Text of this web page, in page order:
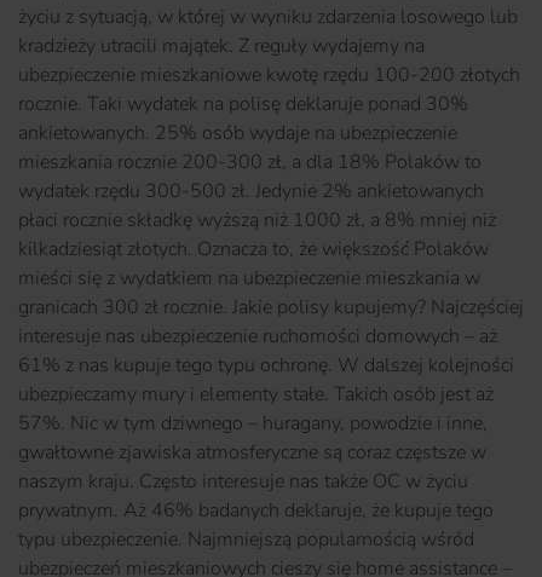
życiu z sytuacją, w której w wyniku zdarzenia losowego lub
kradzieży utracili majątek. Z reguły wydajemy na
ubezpieczenie mieszkaniowe kwotę rzędu 100-200 złotych
rocznie. Taki wydatek na polisę deklaruje ponad 30%
ankietowanych. 25% osób wydaje na ubezpieczenie
mieszkania rocznie 200-300 zł, a dla 18% Polaków to
wydatek rzędu 300-500 zł. Jedynie 2% ankietowanych
płaci rocznie składkę wyższą niż 1000 zł, a 8% mniej niż
kilkadziesiąt złotych. Oznacza to, że większość Polaków
mieści się z wydatkiem na ubezpieczenie mieszkania w
granicach 300 zł rocznie. Jakie polisy kupujemy? Najczęściej
interesuje nas ubezpieczenie ruchomości domowych – aż
61% z nas kupuje tego typu ochronę. W dalszej kolejności
ubezpieczamy mury i elementy stałe. Takich osób jest aż
57%. Nic w tym dziwnego – huragany, powodzie i inne,
gwałtowne zjawiska atmosferyczne są coraz częstsze w
naszym kraju. Często interesuje nas także OC w życiu
prywatnym. Aż 46% badanych deklaruje, że kupuje tego
typu ubezpieczenie. Najmniejszą popularnością wśród
ubezpieczeń mieszkaniowych cieszy się home assistance –